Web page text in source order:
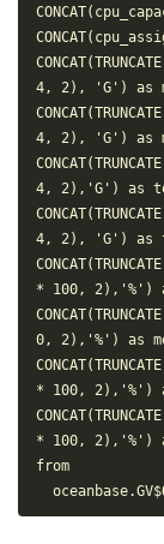
4, 2), 'G') as
4, 2), 'G') as
4, 2),'G') as
4, 2), 'G') as
* 100, 2),'%')
0, 2),'%') as
* 100, 2),'%')
* 100, 2),'%')
from